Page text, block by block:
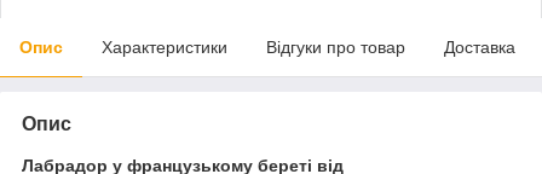
Опис Характеристики Відгуки про товар Доставка
Опис
Лабрадор у французькому береті від